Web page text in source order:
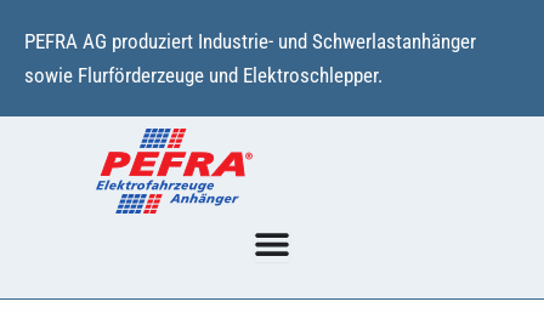
Inhalt
springen
PEFRA AG produziert Industrie- und Schwerlastanhänger
sowie Flurförderzeuge und Elektroschlepper.